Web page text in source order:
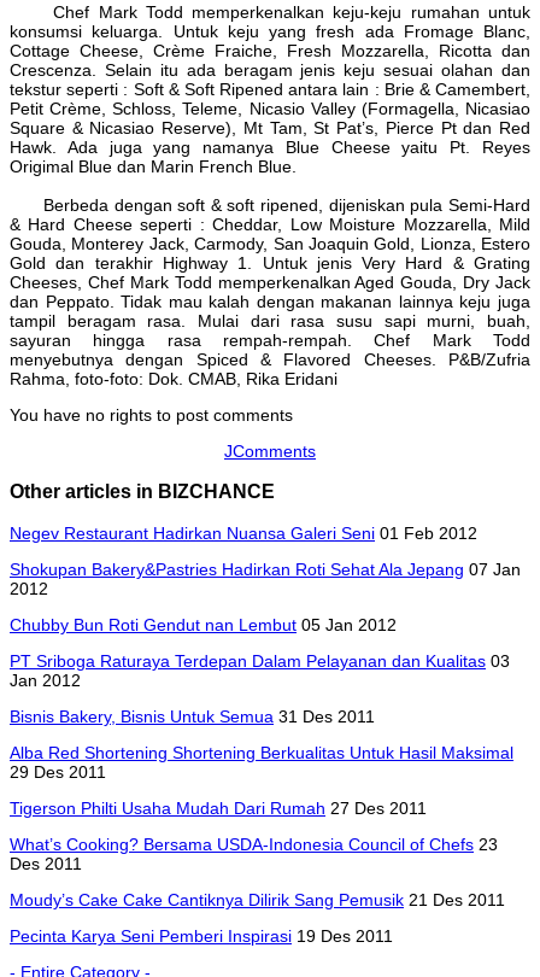
Chef Mark Todd memperkenalkan keju-keju rumahan untuk
konsumsi keluarga. Untuk keju yang fresh ada Fromage Blanc,
Cottage Cheese, Crème Fraiche, Fresh Mozzarella, Ricotta dan
Crescenza. Selain itu ada beragam jenis keju sesuai olahan dan
tekstur seperti : Soft & Soft Ripened antara lain : Brie & Camembert,
Petit Crème, Schloss, Teleme, Nicasio Valley (Formagella, Nicasiao
Square & Nicasiao Reserve), Mt Tam, St Pat’s, Pierce Pt dan Red
Hawk. Ada juga yang namanya Blue Cheese yaitu Pt. Reyes
Origimal Blue dan Marin French Blue.
Berbeda dengan soft & soft ripened, dijeniskan pula Semi-Hard
& Hard Cheese seperti : Cheddar, Low Moisture Mozzarella, Mild
Gouda, Monterey Jack, Carmody, San Joaquin Gold, Lionza, Estero
Gold dan terakhir Highway 1. Untuk jenis Very Hard & Grating
Cheeses, Chef Mark Todd memperkenalkan Aged Gouda, Dry Jack
dan Peppato. Tidak mau kalah dengan makanan lainnya keju juga
tampil beragam rasa. Mulai dari rasa susu sapi murni, buah,
sayuran hingga rasa rempah-rempah. Chef Mark Todd
menyebutnya dengan Spiced & Flavored Cheeses. P&B/Zufria
Rahma, foto-foto: Dok. CMAB, Rika Eridani
You have no rights to post comments
JComments
Other articles in BIZCHANCE
Negev Restaurant Hadirkan Nuansa Galeri Seni 01 Feb 2012
Shokupan Bakery&Pastries Hadirkan Roti Sehat Ala Jepang 07 Jan
2012
Chubby Bun Roti Gendut nan Lembut 05 Jan 2012
PT Sriboga Raturaya Terdepan Dalam Pelayanan dan Kualitas 03
Jan 2012
Bisnis Bakery, Bisnis Untuk Semua 31 Des 2011
Alba Red Shortening Shortening Berkualitas Untuk Hasil Maksimal
29 Des 2011
Tigerson Philti Usaha Mudah Dari Rumah 27 Des 2011
What’s Cooking? Bersama USDA-Indonesia Council of Chefs 23
Des 2011
Moudy’s Cake Cake Cantiknya Dilirik Sang Pemusik 21 Des 2011
Pecinta Karya Seni Pemberi Inspirasi 19 Des 2011
- Entire Category -